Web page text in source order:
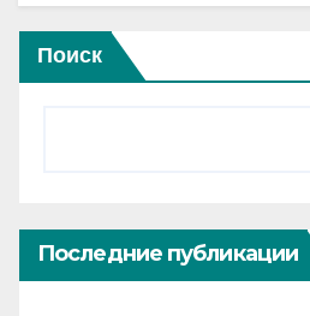
Поиск
Последние публикации